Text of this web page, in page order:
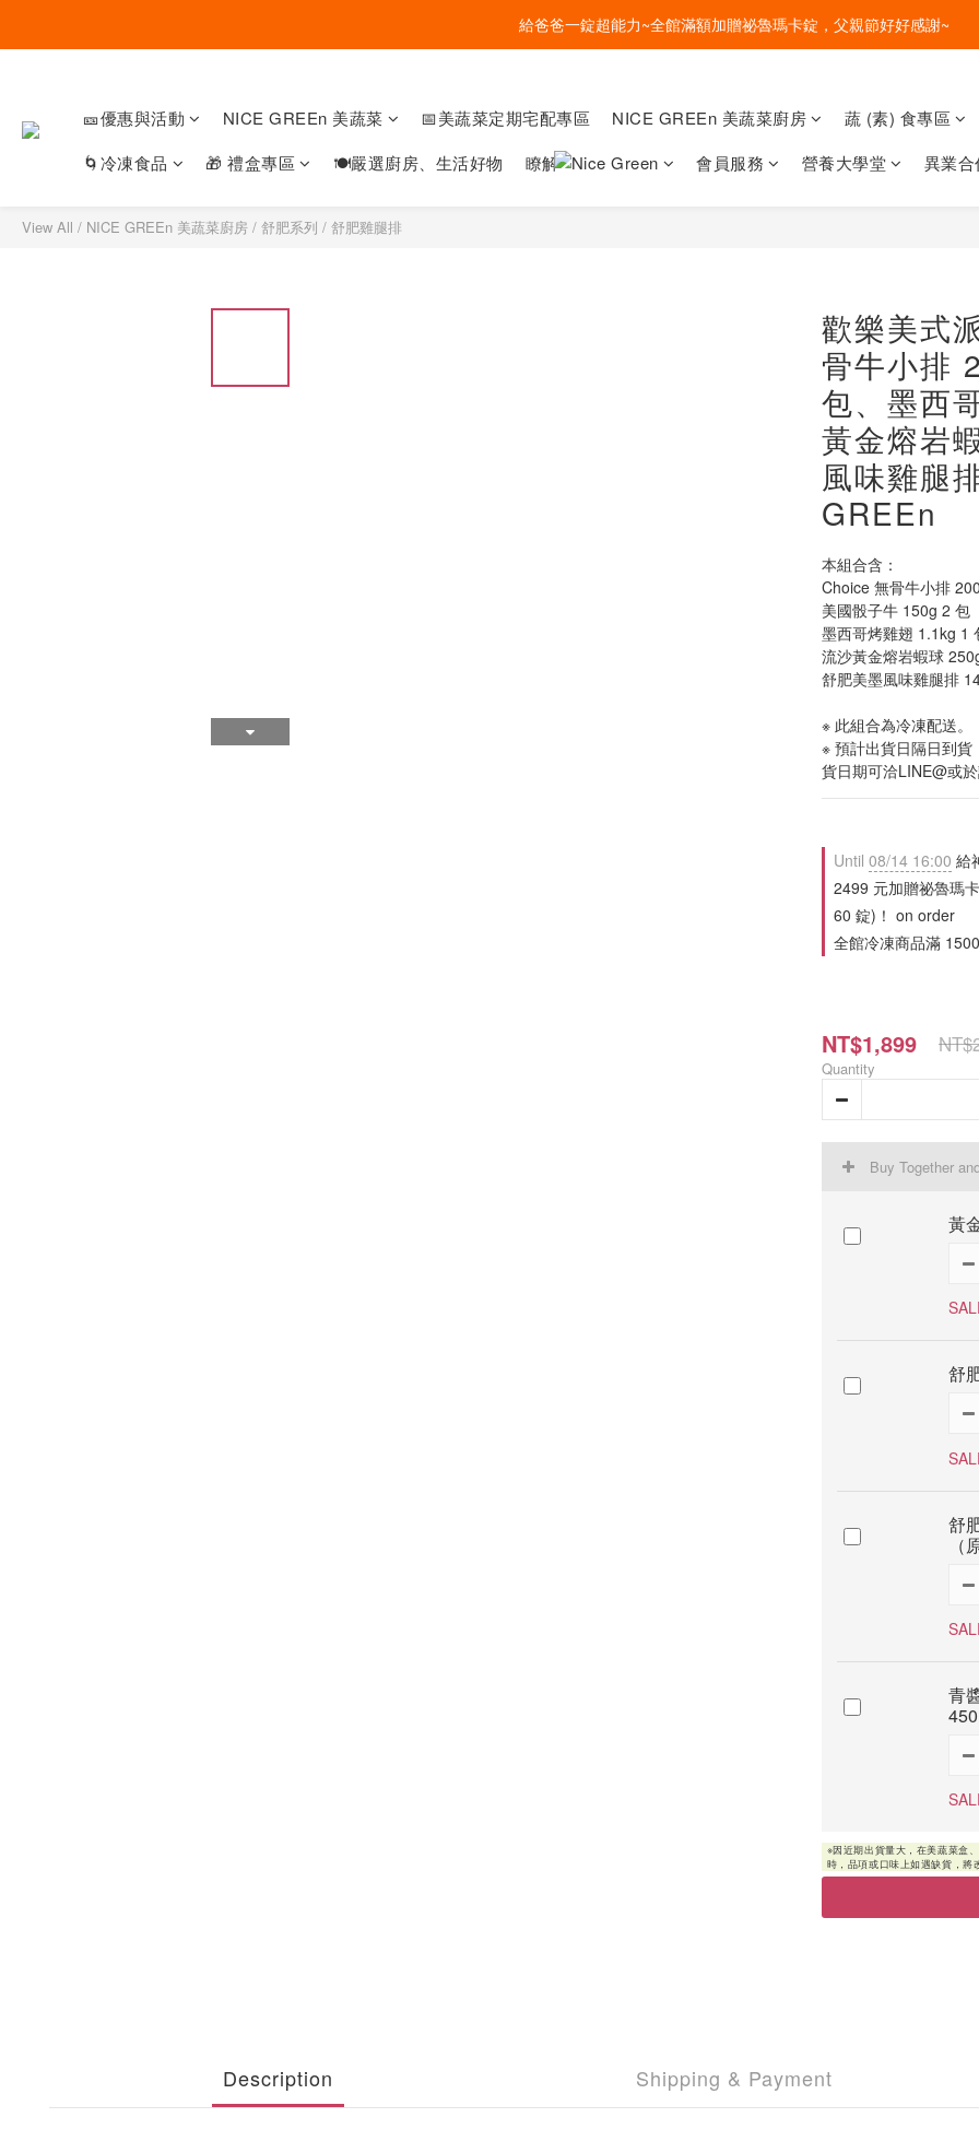
盛夏的餐桌，一定少不了美蔬菜的清爽~ A+B 送購物金🎁一起好好吃菜~
給爸爸一錠超能力~全館滿額加贈祕魯瑪卡錠，父親節好好感謝~
🎫優惠與活動 NICE GREEn 美蔬菜 📅美蔬菜定期宅配專區 NICE GREEn 美蔬菜廚房
蔬 (素) 食專區
🌀冷凍食品
🎁 禮盒專區 🍽嚴選廚房、生活好物 瞭解 會員服務 營養大學堂 異業
View All / NICE GREEn 美蔬菜廚房 / 舒肥系列 / 舒肥雞腿排
歡樂美式
骨牛小排
包、墨西
黃金熔岩
風味雞腿
GREEn
本組合含：
Choice 無骨牛小排
美國骰子牛 150g 2 包
墨西哥烤雞翅 1.1kg 1
流沙黃金熔岩蝦球
舒肥美墨風味雞腿排
※ 此組合為冷凍配送。
※ 預計出貨日隔日到
貨日期可洽LINE@或
Until 08/14 16:00 給
2499 元加贈祕魯瑪
60 錠)！ on order
全館冷凍商品滿
NT$1,899
Quantity
Buy Together
黃
舒
舒
青
Description Shipping & Payment